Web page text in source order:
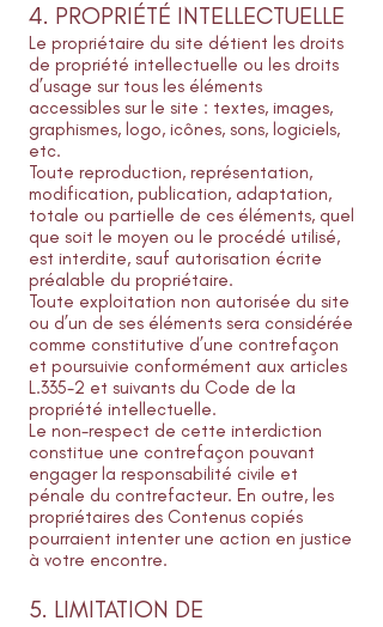
4. PROPRIÉTÉ INTELLECTUELLE
Le propriétaire du site détient les droits
de propriété intellectuelle ou les droits
d’usage sur tous les éléments
accessibles sur le site : textes, images,
graphismes, logo, icônes, sons, logiciels,
etc.
Toute reproduction, représentation,
modification, publication, adaptation,
totale ou partielle de ces éléments, quel
que soit le moyen ou le procédé utilisé,
est interdite, sauf autorisation écrite
préalable du propriétaire.
Toute exploitation non autorisée du site
ou d’un de ses éléments sera considérée
comme constitutive d’une contrefaçon
et poursuivie conformément aux articles
L.335-2 et suivants du Code de la
propriété intellectuelle.
Le non-respect de cette interdiction
constitue une contrefaçon pouvant
engager la responsabilité civile et
pénale du contrefacteur. En outre, les
propriétaires des Contenus copiés
pourraient intenter une action en justice
à votre encontre.
5. LIMITATION DE